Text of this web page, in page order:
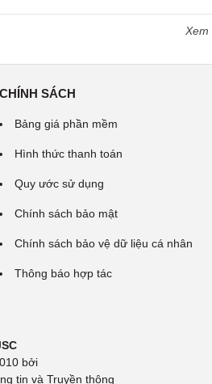
CHÍNH SÁCH
Bảng giá phần mềm
Hình thức thanh toán
Quy ước sử dụng
Chính sách bảo mật
Chính sách bảo vệ dữ liệu cá nhân
Thông báo hợp tác
bởi
tin và Truyền thông